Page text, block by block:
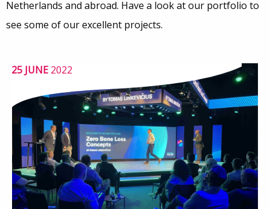
Netherlands and abroad. Have a look at our portfolio to
see some of our excellent projects.
25 JUNE 2022